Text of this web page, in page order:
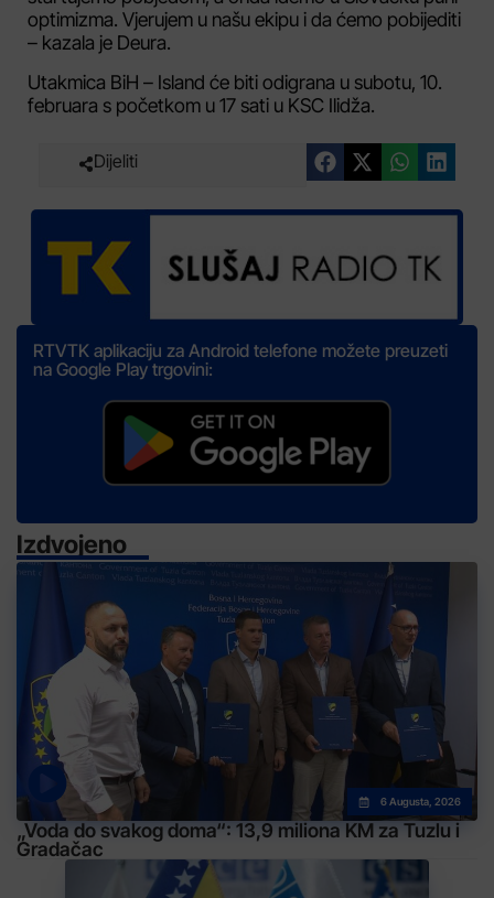
optimizma. Vjerujem u našu ekipu i da ćemo pobijediti
– kazala je Deura.
Utakmica BiH – Island će biti odigrana u subotu, 10.
februara s početkom u 17 sati u KSC Ilidža.
Dijeliti
RTVTK aplikaciju za Android telefone možete preuzeti
na Google Play trgovini:
Izdvojeno
6 Augusta, 2026
„Voda do svakog doma“: 13,9 miliona KM za Tuzlu i
Gradačac